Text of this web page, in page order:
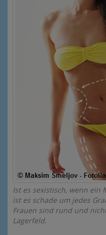
Ist es sexistisch, wenn ein
ist es schade um jedes
Frauen sind rund und
Lagerfeld.